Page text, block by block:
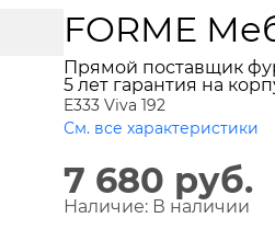
FORME
Прямой поставщик
5 лет гарантия на
E333 Viva 192
См. все характеристики
7 680 руб.
Наличие: В наличии